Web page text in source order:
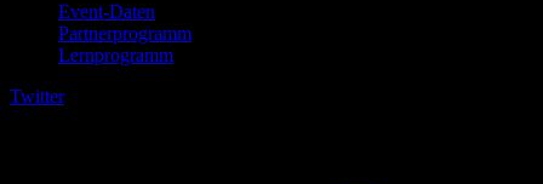
Event-Daten
Partnerprogramm
Lernprogramm
Twitter